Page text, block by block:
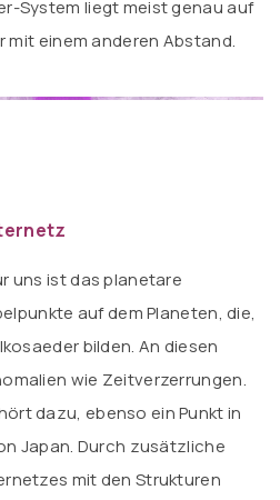
System liegt meist genau auf
mit einem anderen Abstand.
uns ist das planetare
auf dem Planeten, die,
bilden. An diesen
wie Zeitverzerrungen.
dazu, ebenso ein Punkt in
Japan. Durch zusätzliche
mit den Strukturen